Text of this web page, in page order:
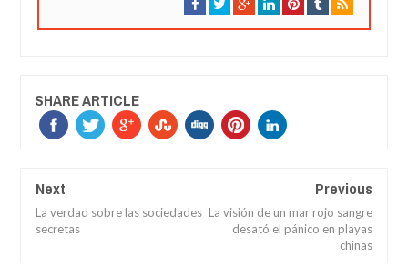
SHARE ARTICLE
Next
La verdad sobre las sociedades
secretas
Previous
La visión de un mar rojo sangre
desató el pánico en playas
chinas